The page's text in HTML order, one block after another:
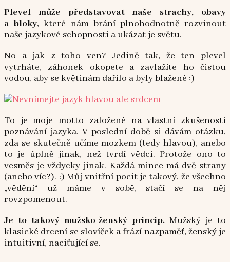
Plevel může představovat naše strachy, obavy
a bloky, které nám brání plnohodnotně rozvinout
naše jazykové schopnosti a ukázat je světu.
No a jak z toho ven? Jedině tak, že ten plevel
vytrháte, záhonek okopete a zavlažíte ho čistou
vodou, aby se květinám dařilo a byly blažené :)
To je moje motto založené na vlastní zkušenosti
poznávání jazyka. V poslední době si dávám otázku,
zda se skutečně učíme mozkem (tedy hlavou), anebo
to je úplně jinak, než tvrdí vědci. Protože ono to
vesměs je vždycky jinak. Každá mince má dvě strany
(anebo víc?). :) Můj vnitřní pocit je takový, že všechno
„vědění“ už máme v sobě, stačí se na něj
rovzpomenout.
Je to takový mužsko-ženský princip. Mužský je to
klasické drcení se slovíček a frází nazpaměť, ženský je
intuitivní, naciťující se.